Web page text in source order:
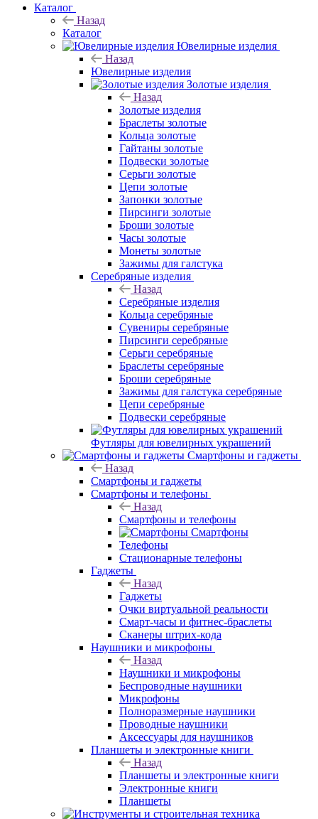
Каталог
Назад
Каталог
Ювелирные изделия
Назад
Ювелирные изделия
Золотые изделия
Назад
Золотые изделия
Браслеты золотые
Кольца золотые
Гайтаны золотые
Подвески золотые
Серьги золотые
Цепи золотые
Запонки золотые
Пирсинги золотые
Броши золотые
Часы золотые
Монеты золотые
Зажимы для галстука
Серебряные изделия
Назад
Серебряные изделия
Кольца серебряные
Сувениры серебряные
Пирсинги серебряные
Серьги серебряные
Браслеты серебряные
Броши серебряные
Зажимы для галстука серебряные
Цепи серебряные
Подвески серебряные
Футляры для ювелирных украшений
Смартфоны и гаджеты
Назад
Смартфоны и гаджеты
Смартфоны и телефоны
Назад
Смартфоны и телефоны
Смартфоны
Телефоны
Стационарные телефоны
Гаджеты
Назад
Гаджеты
Очки виртуальной реальности
Смарт-часы и фитнес-браслеты
Сканеры штрих-кода
Наушники и микрофоны
Назад
Наушники и микрофоны
Беспроводные наушники
Микрофоны
Полноразмерные наушники
Проводные наушники
Аксессуары для наушников
Планшеты и электронные книги
Назад
Планшеты и электронные книги
Электронные книги
Планшеты